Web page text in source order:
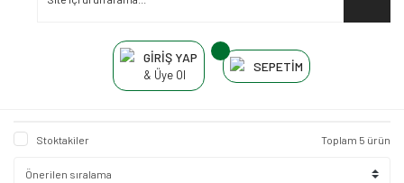
GİRİŞ YAP
& Üye Ol
SEPETİM
Stoktakiler Toplam 5 ürün